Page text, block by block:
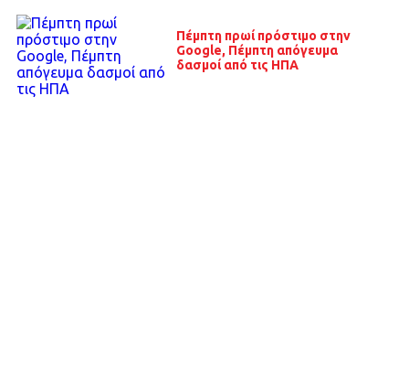
Πέμπτη πρωί πρόστιμο στην
Google, Πέμπτη απόγευμα
δασμοί από τις ΗΠΑ